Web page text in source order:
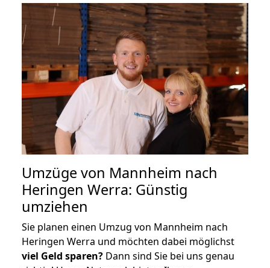
Umzüge von Mannheim nach
Heringen Werra: Günstig
umziehen
Sie planen einen Umzug von Mannheim nach
Heringen Werra und möchten dabei möglichst
viel Geld sparen? Dann sind Sie bei uns genau